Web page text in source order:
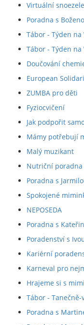
Virtuální
Poradna s
Tábor - Týden na
Tábor - Týden na
Doučování
European
ZUMBA pro děti
Fyziocvičení
Jak podpořit
Mámy potřebují
Malý muzikant
Nutriční poradna
Poradna s
Spokojené
NEPOSEDA
Poradna s
Poradenství s
Kariérní
Karneval pro
Hrajeme si s
Tábor - Tanečně-
Poradna s